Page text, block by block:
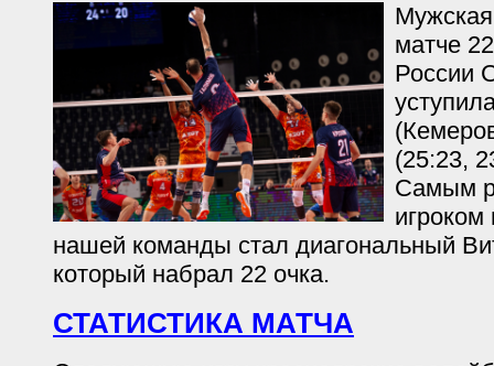
матче
России
(25:23,
Самым
игроком
нашей команды стал диагональный
который набрал 22 очка.
СТАТИСТИКА МАТЧА